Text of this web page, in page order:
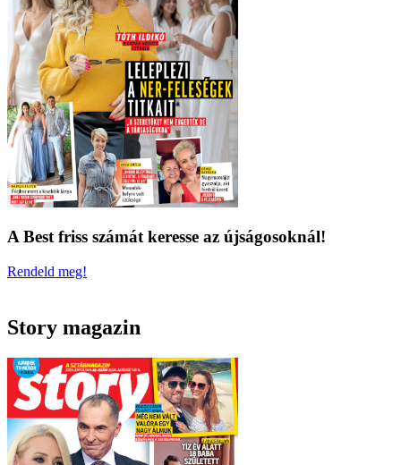
A Best friss számát keresse az újságosoknál!
Rendeld meg!
Story magazin